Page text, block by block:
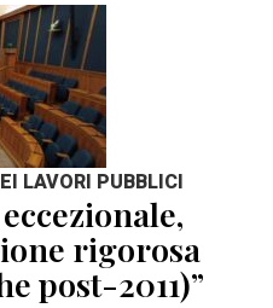
LAVORI PUBBLICI
rigorosa
post-2011)”